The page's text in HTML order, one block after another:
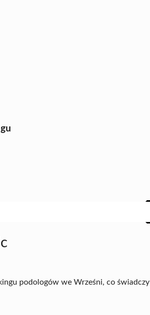
podologów we Wrześni, co świadczy